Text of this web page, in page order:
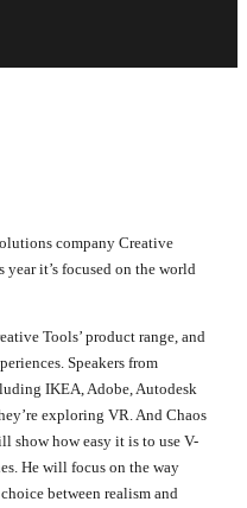
company Creative
it’s focused on the world
Tools’ product range, and
Speakers from
IKEA, Adobe, Autodesk
exploring VR. And Chaos
show how easy it is to use V-
He will focus on the way
between realism and